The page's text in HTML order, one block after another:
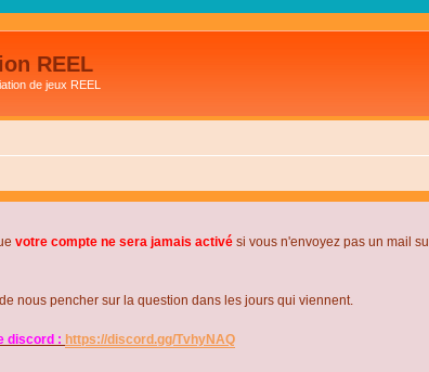
REEL
de jeux REEL
votre compte ne sera jamais activé si vous n'envoyez pas un mail
nous pencher sur la question dans les jours qui viennent.
discord : https://discord.gg/TvhyNAQ